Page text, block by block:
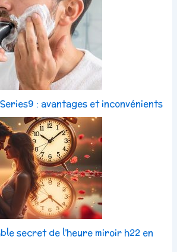
: avantages et inconvénients
secret de l’heure miroir h22 en